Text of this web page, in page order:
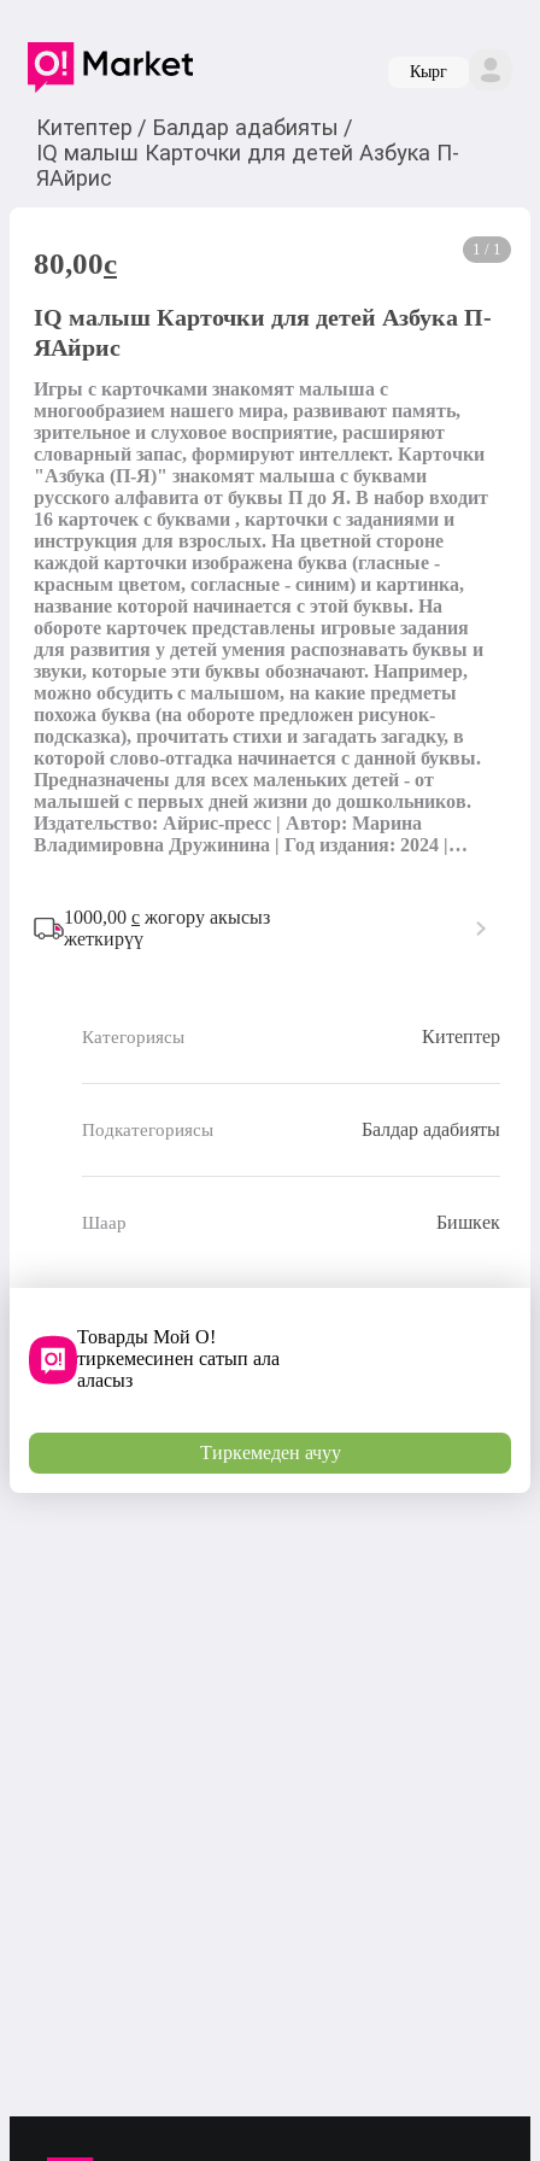
Кырг
Китептер / Балдар адабияты /
IQ малыш Карточки для детей Азбука П-
ЯАйрис
1 / 1
80,00c
IQ малыш Карточки для детей Азбука П-
ЯАйрис
Игры с карточками знакомят малыша с
многообразием нашего мира, развивают память,
зрительное и слуховое восприятие, расширяют
словарный запас, формируют интеллект. Карточки
"Азбука (П-Я)" знакомят малыша с буквами
русского алфавита от буквы П до Я. В набор входит
16 карточек с буквами , карточки с заданиями и
инструкция для взрослых. На цветной стороне
каждой карточки изображена буква (гласные -
красным цветом, согласные - синим) и картинка,
название которой начинается с этой буквы. На
обороте карточек представлены игровые задания
для развития у детей умения распознавать буквы и
звуки, которые эти буквы обозначают. Например,
можно обсудить с малышом, на какие предметы
похожа буква (на обороте предложен рисунок-
подсказка), прочитать стихи и загадать загадку, в
которой слово-отгадка начинается с данной буквы.
Предназначены для всех маленьких детей - от
малышей с первых дней жизни до дошкольников.
Издательство: Айрис-пресс | Автор: Марина
Владимировна Дружинина | Год издания: 2024 |…
1000,00 с жогору акысыз
жеткирүү
Категориясы Китептер
Подкатегориясы Балдар адабияты
Шаар Бишкек
Товарды Мой О!
тиркемесинен сатып ала
аласыз
Тиркемеден ачуу